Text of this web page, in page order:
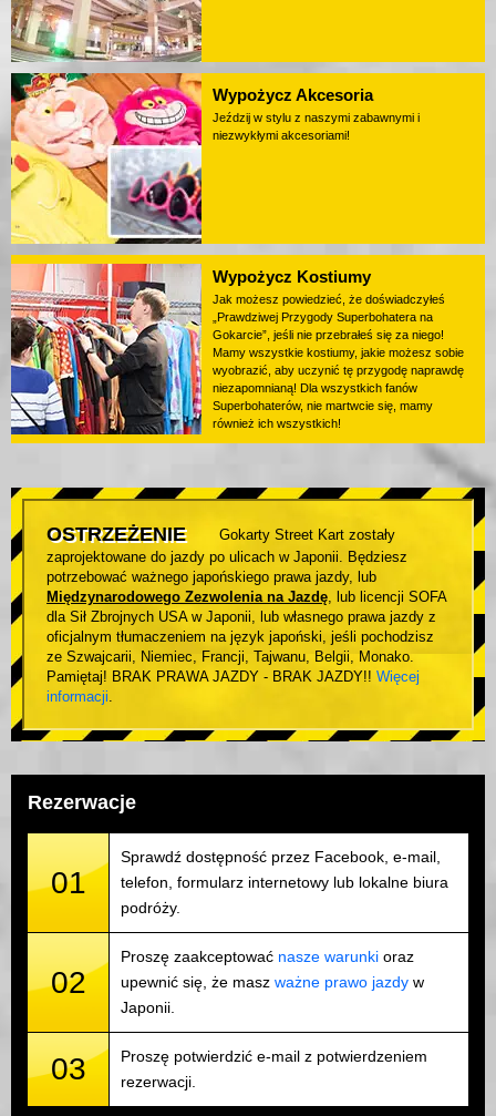
Wypożycz Akcesoria
Jeździj w stylu z naszymi zabawnymi i
niezwykłymi akcesoriami!
Wypożycz Kostiumy
Jak możesz powiedzieć, że doświadczyłeś
„Prawdziwej Przygody Superbohatera na
Gokarcie”, jeśli nie przebrałeś się za niego!
Mamy wszystkie kostiumy, jakie możesz sobie
wyobrazić, aby uczynić tę przygodę naprawdę
niezapomnianą! Dla wszystkich fanów
Superbohaterów, nie martwcie się, mamy
również ich wszystkich!
OSTRZEŻENIE
Gokarty Street Kart zostały
zaprojektowane do jazdy po ulicach w Japonii. Będziesz
potrzebować ważnego japońskiego prawa jazdy, lub
Międzynarodowego Zezwolenia na Jazdę, lub licencji SOFA
dla Sił Zbrojnych USA w Japonii, lub własnego prawa jazdy z
oficjalnym tłumaczeniem na język japoński, jeśli pochodzisz
ze Szwajcarii, Niemiec, Francji, Tajwanu, Belgii, Monako.
Pamiętaj! BRAK PRAWA JAZDY - BRAK JAZDY!! Więcej
informacji.
Rezerwacje
01
Sprawdź dostępność przez Facebook, e-mail,
telefon, formularz internetowy lub lokalne biura
podróży.
02
Proszę zaakceptować nasze warunki oraz
upewnić się, że masz ważne prawo jazdy w
Japonii.
03
Proszę potwierdzić e-mail z potwierdzeniem
rezerwacji.